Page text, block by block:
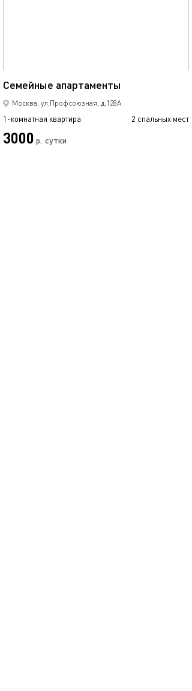
Семейные апартаменты
Москва, ул.Профсоюзная, д.128А
1-комнатная квартира 2 спальных мест
3000 р. сутки